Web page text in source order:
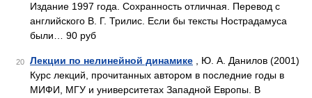
Издание 1997 года. Сохранность отличная. Перевод с
английского В. Г. Трилис. Если бы тексты Нострадамуса
были… 90 руб
20 Лекции по нелинейной динамике , Ю. А. Данилов (2001)
Курс лекций, прочитанных автором в последние годы в
МИФИ, МГУ и университетах Западной Европы. В